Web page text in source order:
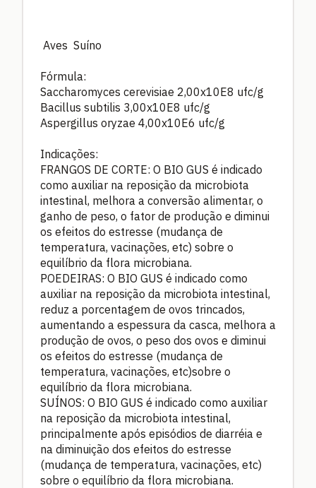
Aves Suíno
Fórmula:
Saccharomyces cerevisiae 2,00x10E8 ufc/g
Bacillus subtilis 3,00x10E8 ufc/g
Aspergillus oryzae 4,00x10E6 ufc/g
Indicações:
FRANGOS DE CORTE: O BIO GUS é indicado
como auxiliar na reposição da microbiota
intestinal, melhora a conversão alimentar, o
ganho de peso, o fator de produção e diminui
os efeitos do estresse (mudança de
temperatura, vacinações, etc) sobre o
equilíbrio da flora microbiana.
POEDEIRAS: O BIO GUS é indicado como
auxiliar na reposição da microbiota intestinal,
reduz a porcentagem de ovos trincados,
aumentando a espessura da casca, melhora a
produção de ovos, o peso dos ovos e diminui
os efeitos do estresse (mudança de
temperatura, vacinações, etc)sobre o
equilíbrio da flora microbiana.
SUÍNOS: O BIO GUS é indicado como auxiliar
na reposição da microbiota intestinal,
principalmente após episódios de diarréia e
na diminuição dos efeitos do estresse
(mudança de temperatura, vacinações, etc)
sobre o equilíbrio da flora microbiana.